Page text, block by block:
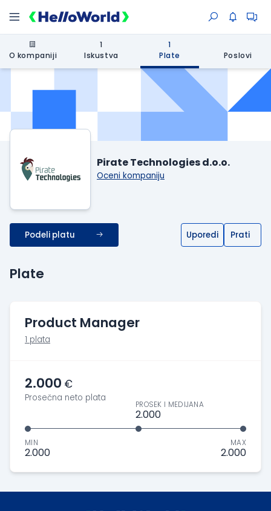
O kompaniji
1
Iskustva
1
Plate
Poslovi
Pirate Technologies d.o.o.
Oceni kompaniju
Podeli platu Uporedi Prati
Plate
Product Manager
1 plata
2.000 €
Prosečna neto plata
MIN
2.000
PROSEK I MEDIJANA
2.000
MAX
2.000